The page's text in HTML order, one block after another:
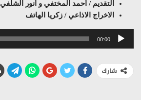
التقديم / أحمد المختفي و أنور الشلفي
الاخراج الاذاعي / زكريا الهاتف
مشغل
00:00
شارك